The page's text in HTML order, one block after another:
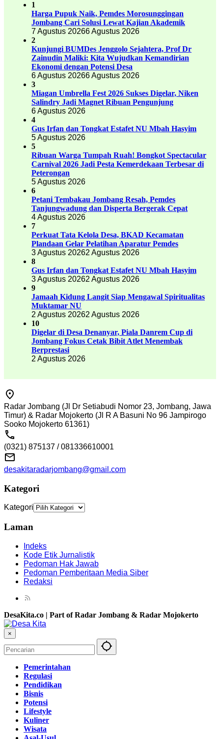
1
Harga Pupuk Naik, Pemdes Morosunggingan
Jombang Cari Solusi Lewat Kajian Akademik
7 Agustus 20266 Agustus 2026
2
Kunjungi BUMDes Jenggolo Sejahtera, Prof Dr
Zainudin Maliki: Kita Wujudkan Kemandirian
Ekonomi dengan Potensi Desa
6 Agustus 20266 Agustus 2026
3
Miagan Umbrella Fest 2026 Sukses Digelar, Niken
Salindry Jadi Magnet Ribuan Pengunjung
6 Agustus 2026
4
Gus Irfan dan Tongkat Estafet NU Mbah Hasyim
5 Agustus 2026
5
Ribuan Warga Tumpah Ruah! Bongkot Spectacular
Carnival 2026 Jadi Pesta Kemerdekaan Terbesar di
Peterongan
5 Agustus 2026
6
Petani Tembakau Jombang Resah, Pemdes
Tanjungwadung dan Disperta Bergerak Cepat
4 Agustus 2026
7
Perkuat Tata Kelola Desa, BKAD Kecamatan
Plandaan Gelar Pelatihan Aparatur Pemdes
3 Agustus 20262 Agustus 2026
8
Gus Irfan dan Tongkat Estafet NU Mbah Hasyim
3 Agustus 20262 Agustus 2026
9
Jamaah Kidung Langit Siap Mengawal Spiritualitas
Muktamar NU
2 Agustus 20262 Agustus 2026
10
Digelar di Desa Denanyar, Piala Danrem Cup di
Jombang Fokus Cetak Bibit Atlet Menembak
Berprestasi
2 Agustus 2026
Radar Jombang (Jl Dr Setiabudi Nomor 23, Jombang, Jawa
Timur) & Radar Mojokerto (Jl R A Basuni No 96 Jampirogo
Sooko Mojokerto 61361)
(0321) 875137 / 081336610001
desakitaradarjombang@gmail.com
Kategori
Kategori
Laman
Indeks
Kode Etik Jurnalistik
Pedoman Hak Jawab
Pedoman Pemberitaan Media Siber
Redaksi
DesaKita.co | Part of Radar Jombang & Radar Mojokerto
×
Pemerintahan
Regulasi
Pendidikan
Bisnis
Potensi
Lifestyle
Kuliner
Wisata